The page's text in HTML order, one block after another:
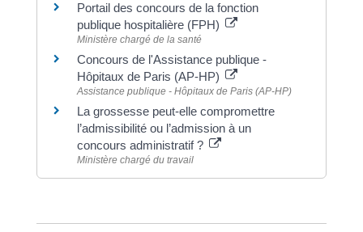
Portail des concours de la fonction
publique hospitalière (FPH)
Ministère chargé de la santé
Concours de l'Assistance publique -
Hôpitaux de Paris (AP-HP)
Assistance publique - Hôpitaux de Paris (AP-HP)
La grossesse peut-elle compromettre
l’admissibilité ou l’admission à un
concours administratif ?
Ministère chargé du travail